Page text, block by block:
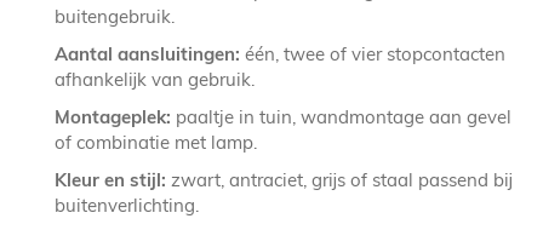
buitengebruik.
Aantal aansluitingen: één, twee of vier stopcontacten
afhankelijk van gebruik.
Montageplek: paaltje in tuin, wandmontage aan gevel
of combinatie met lamp.
Kleur en stijl: zwart, antraciet, grijs of staal passend bij
buitenverlichting.